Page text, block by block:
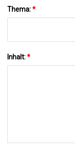
Thema:*
Inhalt:*